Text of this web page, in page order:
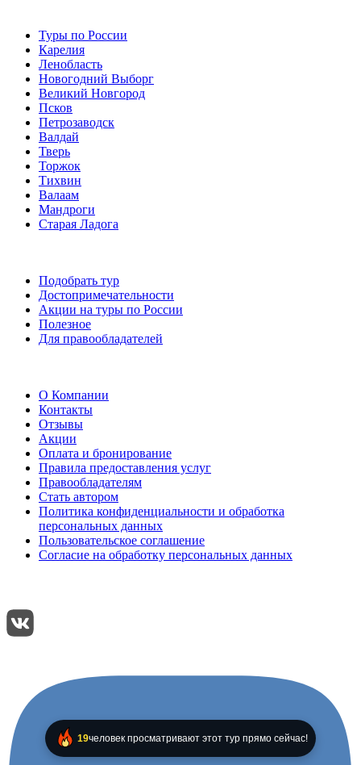
19человек просматривают этот тур прямо сейчас!
Туры по России
Карелия
Ленобласть
Новогодний Выборг
Великий Новгород
Псков
Петрозаводск
Валдай
Тверь
Торжок
Тихвин
Валаам
Мандроги
Старая Ладога
Подобрать тур
Достопримечательности
Акции на туры по России
Полезное
Для правообладателей
О Компании
Контакты
Отзывы
Акции
Оплата и бронирование
Правила предоставления услуг
Правообладателям
Стать автором
Политика конфиденциальности и обработка
персональных данных
Пользовательское соглашение
Согласие на обработку персональных данных